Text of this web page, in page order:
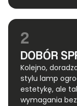
2
DOBÓR
Kolejno,
stylu lamp
estetykę, ale
wymagania